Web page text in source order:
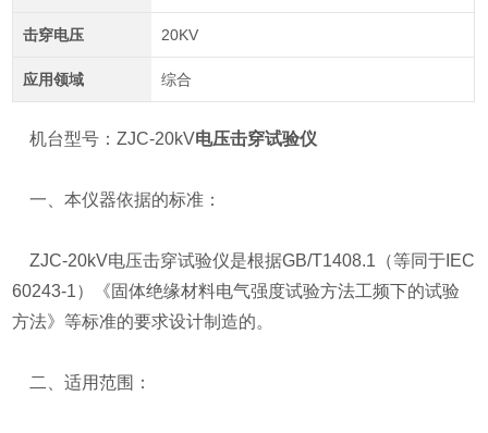
击穿电压 20KV
应用领域 综合
机台型号：ZJC-20kV电压击穿试验仪
一、本仪器依据的标准：
ZJC-20kV电压击穿试验仪是根据GB/T1408.1（等同于IEC
60243-1）《固体绝缘材料电气强度试验方法工频下的试验
方法》等标准的要求设计制造的。
二、适用范围：